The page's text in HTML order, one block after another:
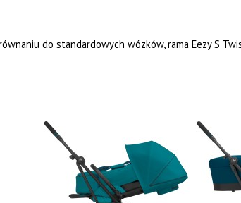
do standardowych wózków, rama Eezy S